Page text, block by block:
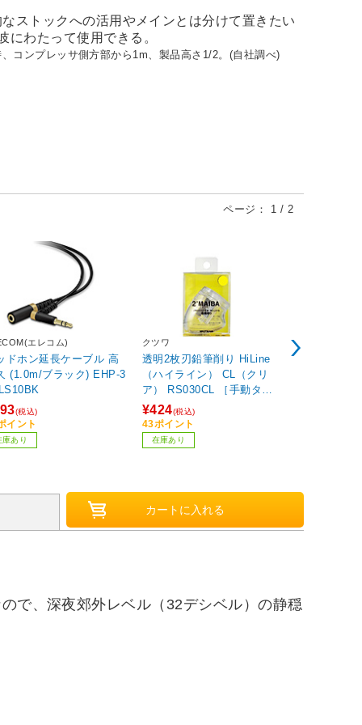
ストックへの活用やメインとは分けて置きたい
にわたって使用できる。
コンプレッサ側方部から1m、製品高さ1/2。(自社調べ)
ページ： 1 / 2
エレコム)
ドホン延長ケーブル 高
(1.0m/ブラック) EHP-3
(税込)
イント
庫あり
クツワ
透明2枚刃鉛筆削り HiLine
（ハイライン） CL（クリ
ア） RS030CL ［手動タイ
プ］
¥424(税込)
43ポイント
在庫あり
で、深夜郊外レベル（32デシベル）の静穏